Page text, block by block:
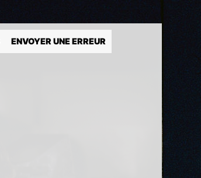
ENVOYER UNE ERREUR